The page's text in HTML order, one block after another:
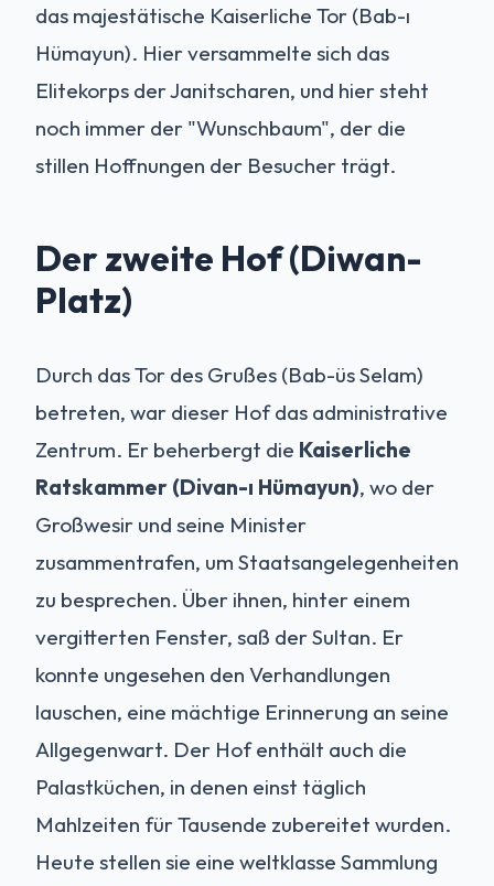
das majestätische Kaiserliche Tor (Bab-ı
Hümayun). Hier versammelte sich das
Elitekorps der Janitscharen, und hier steht
noch immer der "Wunschbaum", der die
stillen Hoffnungen der Besucher trägt.
Der zweite Hof (Diwan-
Platz)
Durch das Tor des Grußes (Bab-üs Selam)
betreten, war dieser Hof das administrative
Zentrum. Er beherbergt die Kaiserliche
Ratskammer (Divan-ı Hümayun), wo der
Großwesir und seine Minister
zusammentrafen, um Staatsangelegenheiten
zu besprechen. Über ihnen, hinter einem
vergitterten Fenster, saß der Sultan. Er
konnte ungesehen den Verhandlungen
lauschen, eine mächtige Erinnerung an seine
Allgegenwart. Der Hof enthält auch die
Palastküchen, in denen einst täglich
Mahlzeiten für Tausende zubereitet wurden.
Heute stellen sie eine weltklasse Sammlung